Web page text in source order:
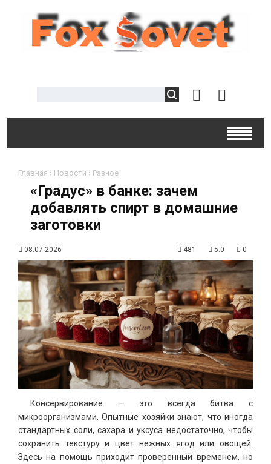
Главная › Новости › Разное
«Градус» в банке: зачем
добавлять спирт в домашние
заготовки
08.07.2026 481 5.0 0
Консервирование — это всегда битва с
микроорганизмами. Опытные хозяйки знают, что иногда
стандартных соли, сахара и уксуса недостаточно, чтобы
сохранить текстуру и цвет нежных ягод или овощей.
Здесь на помощь приходит проверенный временем, но